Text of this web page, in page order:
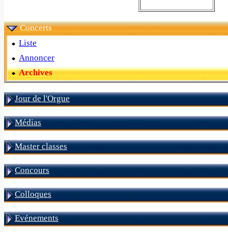
Concerts
Liste
Annoncer
Archives
Jour de l'Orgue
Médias
Master classes
Concours
Colloques
Evénements